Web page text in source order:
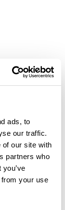
ads, to
our traffic.
of our site with
partners who
your use
lo has